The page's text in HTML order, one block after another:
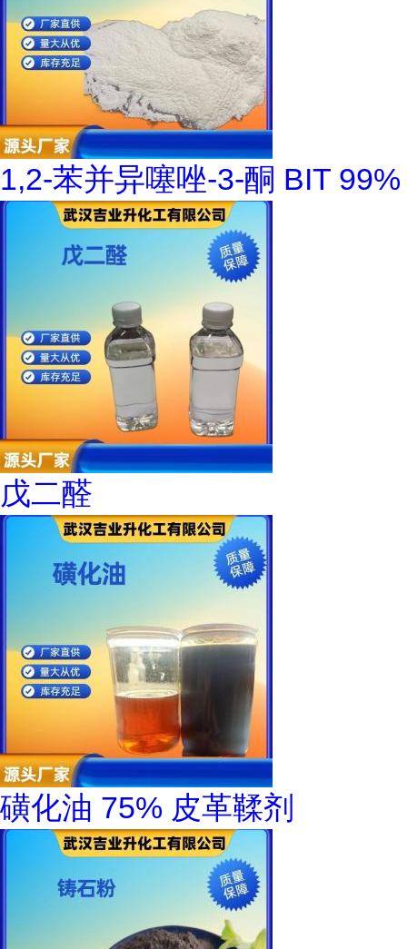
1,2-苯并异噻唑-3-酮 BIT 99%
戊二醛
磺化油 75% 皮革鞣剂